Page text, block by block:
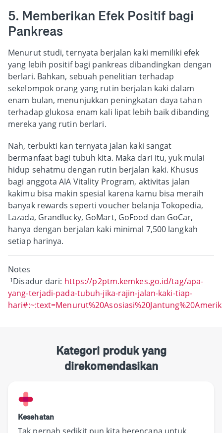
5. Memberikan Efek Positif bagi
Pankreas
Menurut studi, ternyata berjalan kaki memiliki efek
yang lebih positif bagi pankreas dibandingkan dengan
berlari. Bahkan, sebuah penelitian terhadap
sekelompok orang yang rutin berjalan kaki dalam
enam bulan, menunjukkan peningkatan daya tahan
terhadap glukosa enam kali lipat lebih baik dibanding
mereka yang rutin berlari.
Nah, terbukti kan ternyata jalan kaki sangat
bermanfaat bagi tubuh kita. Maka dari itu, yuk mulai
hidup sehatmu dengan rutin berjalan kaki. Khusus
bagi anggota AIA Vitality Program, aktivitas jalan
kakimu bisa makin spesial karena kamu bisa meraih
banyak rewards seperti voucher belanja Tokopedia,
Lazada, Grandlucky, GoMart, GoFood dan GoCar,
hanya dengan berjalan kaki minimal 7,500 langkah
setiap harinya.
Notes
¹Disadur dari: https://p2ptm.kemkes.go.id/tag/apa-
yang-terjadi-pada-tubuh-jika-rajin-jalan-kaki-tiap-
Kategori produk yang
direkomendasikan
Kesehatan
Tak pernah sedikit pun kita berencana untuk